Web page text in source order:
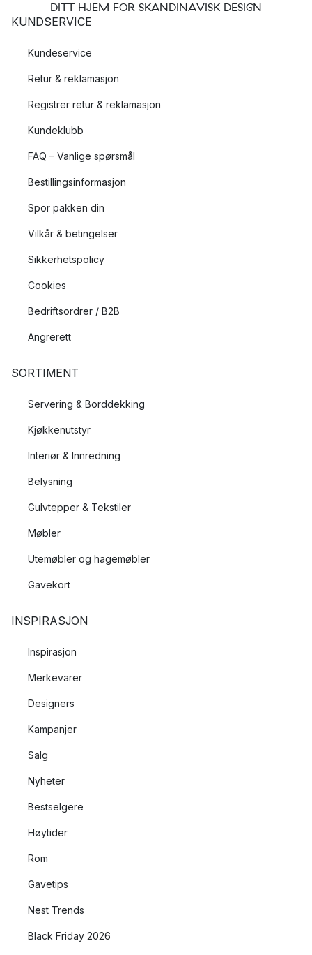
DITT HJEM FOR SKANDINAVISK DESIGN
KUNDSERVICE
Kundeservice
Retur & reklamasjon
Registrer retur & reklamasjon
Kundeklubb
FAQ – Vanlige spørsmål
Bestillingsinformasjon
Spor pakken din
Vilkår & betingelser
Sikkerhetspolicy
Cookies
Bedriftsordrer / B2B
Angrerett
SORTIMENT
Servering & Borddekking
Kjøkkenutstyr
Interiør & Innredning
Belysning
Gulvtepper & Tekstiler
Møbler
Utemøbler og hagemøbler
Gavekort
INSPIRASJON
Inspirasjon
Merkevarer
Designers
Kampanjer
Salg
Nyheter
Bestselgere
Høytider
Rom
Gavetips
Nest Trends
Black Friday 2026